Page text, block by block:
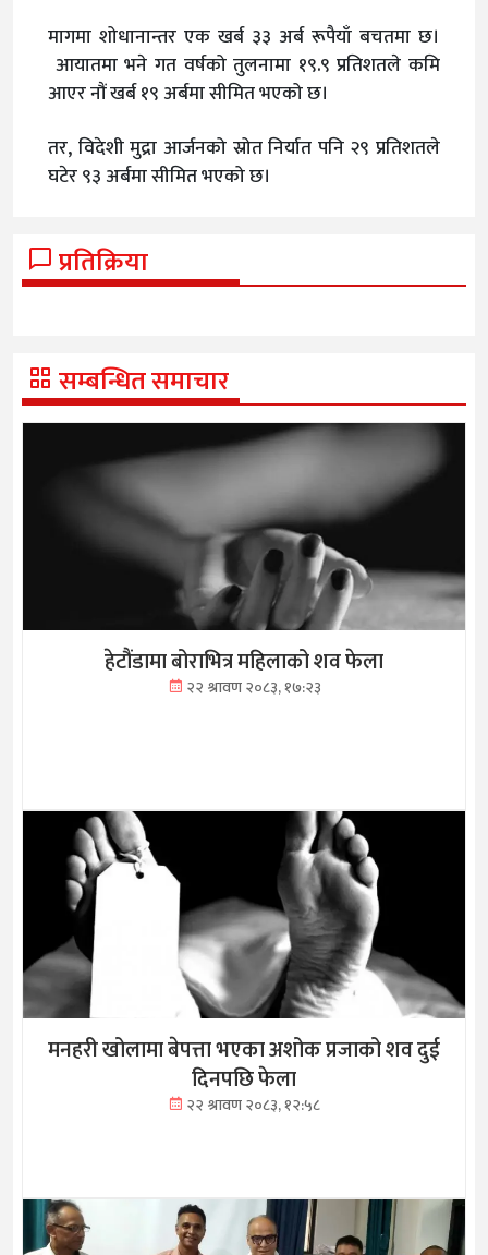
मागमा शोधानान्तर एक खर्ब ३३ अर्ब रूपैयाँ बचतमा छ।
आयातमा भने गत वर्षको तुलनामा १९.९ प्रतिशतले कमि
आएर नौं खर्ब १९ अर्बमा सीमित भएको छ।
तर, विदेशी मुद्रा आर्जनको स्रोत निर्यात पनि २९ प्रतिशतले
घटेर ९३ अर्बमा सीमित भएको छ।
प्रतिक्रिया
सम्बन्धित समाचार
हेटौंडामा बोराभित्र महिलाको शव फेला
२२ श्रावण २०८३, १७:२३
मनहरी खोलामा बेपत्ता भएका अशोक प्रजाको शव दुई
दिनपछि फेला
२२ श्रावण २०८३, १२:५८